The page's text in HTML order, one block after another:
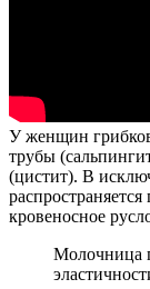
У женщин
трубы
(цистит). В
кровеносное
Молочница